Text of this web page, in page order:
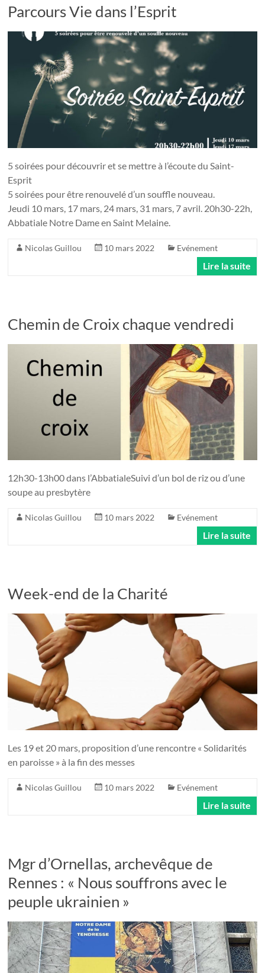
Parcours Vie dans l’Esprit
5 soirées pour découvrir et se mettre à l’écoute du Saint-
Esprit
5 soirées pour être renouvelé d’un souffle nouveau.
Jeudi 10 mars, 17 mars, 24 mars, 31 mars, 7 avril. 20h30-22h,
Abbatiale Notre Dame en Saint Melaine.
Nicolas Guillou 10 mars 2022 Evénement
Lire la suite
Chemin de Croix chaque vendredi
12h30-13h00 dans l’AbbatialeSuivi d’un bol de riz ou d’une
soupe au presbytère
Nicolas Guillou 10 mars 2022 Evénement
Lire la suite
Week-end de la Charité
Les 19 et 20 mars, proposition d’une rencontre « Solidarités
en paroisse » à la fin des messes
Nicolas Guillou 10 mars 2022 Evénement
Lire la suite
Mgr d’Ornellas, archevêque de
Rennes : « Nous souffrons avec le
peuple ukrainien »